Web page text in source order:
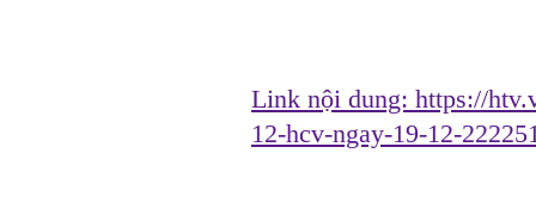
Link nội dung: https://
12-hcv-ngay-19-12-